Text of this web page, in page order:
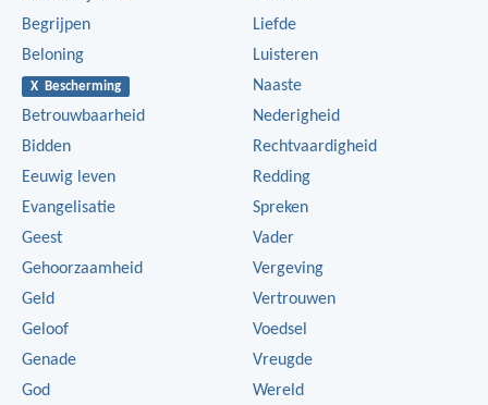
Begrijpen
Beloning
X Bescherming
Betrouwbaarheid
Bidden
Eeuwig leven
Evangelisatie
Geest
Gehoorzaamheid
Geld
Geloof
Genade
God
Liefde
Luisteren
Naaste
Nederigheid
Rechtvaardigheid
Redding
Spreken
Vader
Vergeving
Vertrouwen
Voedsel
Vreugde
Wereld